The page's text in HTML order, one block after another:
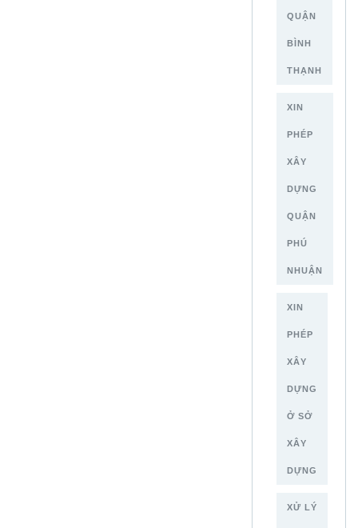
QUẬN
BÌNH
THẠNH
XIN
PHÉP
XÂY
DỰNG
QUẬN
PHÚ
NHUẬN
XIN
PHÉP
XÂY
DỰNG
Ở SỞ
XÂY
DỰNG
XỬ LÝ